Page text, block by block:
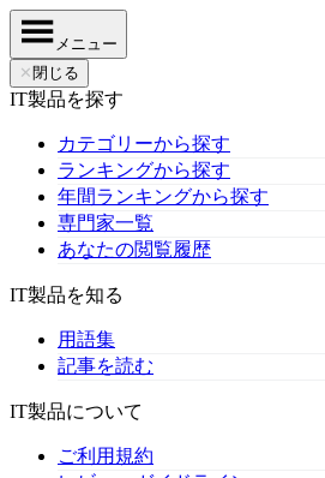
メニュー
✕ 閉じる
IT製品を探す
カテゴリーから探す
ランキングから探す
年間ランキングから探す
専門家一覧
あなたの閲覧履歴
IT製品を知る
用語集
記事を読む
IT製品について
ご利用規約